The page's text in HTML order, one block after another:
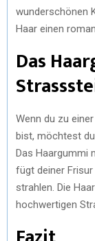
wunderschönen
Haar einen
Das
Wenn du zu
bist, möchtest
Das Haargummi
fügt deiner
strahlen. Die
hochwertigen